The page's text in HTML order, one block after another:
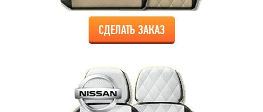
СДЕЛАТЬ ЗАКАЗ